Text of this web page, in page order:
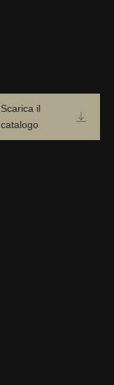
Scarica il
catalogo